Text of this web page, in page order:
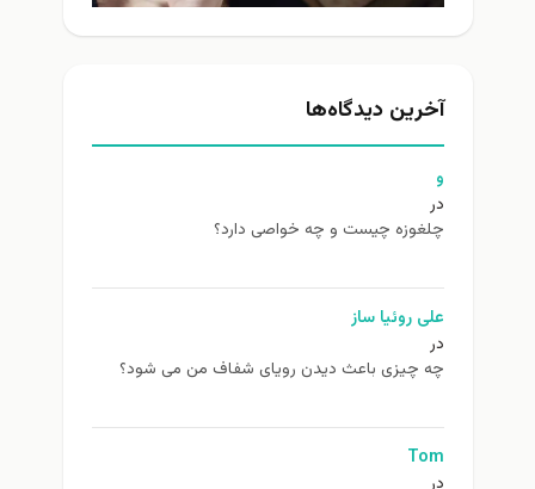
آخرین دیدگاه‌ها
و
در
چلغوزه چیست و چه خواصی دارد؟
علی روئیا ساز
در
چه چیزی باعث دیدن رویای شفاف من می شود؟
Tom